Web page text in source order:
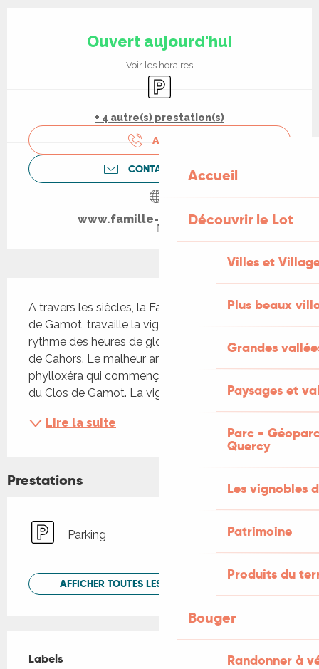
Accueil
Découvrir le Lot
Villes et
Plus beaux
Grandes
Paysages et
Parc -
Quercy
Les vignobles
Patrimoine
Produits du
Bouger
Randonner à
Ouvert aujourd'hui
Voir les horaires
Parking
+ 4 autre(s) prestation(s)
APPELER
CONTACTEZ-NOUS
www.famille-jouffreau.com
A travers les siècles, la Famille Jouffreau au Clos
de Gamot, travaille la vigne, élève le vin et vit au
rythme des heures de gloire ou de malheur du vin
de Cahors. Le malheur arriva en 1882 par le
phylloxéra qui commença à attaquer le vignoble
du Clos de Gamot. La vigne se meurt. Guillaume...
Lire la suite
Prestations
Parking
AFFICHER TOUTES LES PRESTATIONS
Offres de prestations
Labels
Labels